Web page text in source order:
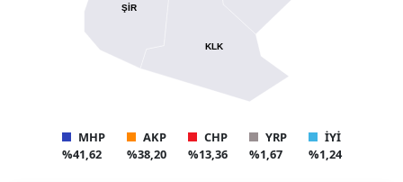
KLK
ŞİR
MHP
%41,62
AKP
%38,20
CHP
%13,36
YRP
%1,67
İYİ
%1,24